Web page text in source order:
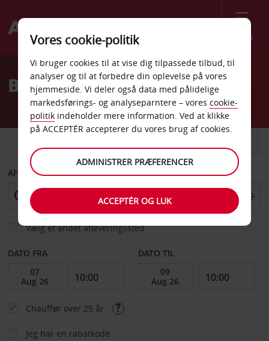
Menu
Welcome
AvisBilleje Siteen Street
AFHENT FRA
Vælg et andet afleveringssted
DATO FRA DATO TIL
Chauffør over 25 år
Jeg har en rabatkode
Vores cookie-politik
Vi bruger cookies til at vise dig tilpassede tilbud, til
analyser og til at forbedre din oplevelse på vores
hjemmeside. Vi deler også data med pålidelige
markedsførings- og analyseparntere – vores cookie-
politik indeholder mere information. Ved at klikke
på ACCEPTÉR accepterer du vores brug af cookies.
ADMINISTRER PRÆFERENCER
ACCEPTÉR OG LUK